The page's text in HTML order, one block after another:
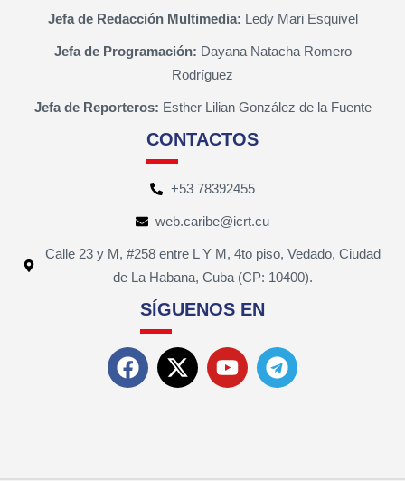
Jefa de Redacción Multimedia: Ledy Mari Esquivel
Jefa de Programación: Dayana Natacha Romero
Rodríguez
Jefa de Reporteros: Esther Lilian González de la Fuente
CONTACTOS
+53 78392455
web.caribe@icrt.cu
Calle 23 y M, #258 entre L Y M, 4to piso, Vedado, Ciudad
de La Habana, Cuba (CP: 10400).
SÍGUENOS EN